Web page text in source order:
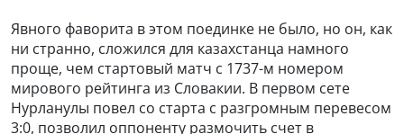
Явного фаворита в этом поединке не было, но он, как
ни странно, сложился для казахстанца намного
проще, чем стартовый матч с 1737-м номером
мирового рейтинга из Словакии. В первом сете
Нурланулы повел со старта с разгромным перевесом
3:0, позволил оппоненту размочить счет в